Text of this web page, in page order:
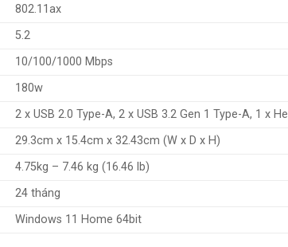
802.11ax
5.2
10/100/1000 Mbps
180w
2 x USB 2.0 Type-A, 2 x USB 3.2 Gen 1 Type-A, 1 x
29.3cm x 15.4cm x 32.43cm (W x D x H)
4.75kg – 7.46 kg (16.46 lb)
24 tháng
Windows 11 Home 64bit